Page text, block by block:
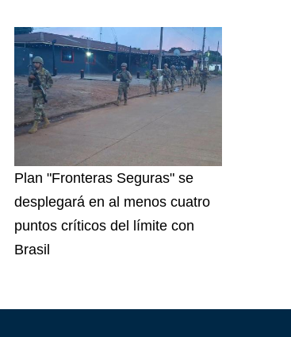
Plan "Fronteras Seguras" se
desplegará en al menos cuatro
puntos críticos del límite con
Brasil